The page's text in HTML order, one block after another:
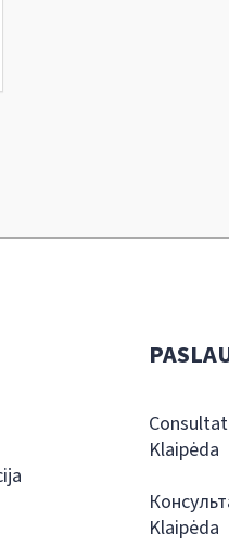
Klaipėda
Klaipėda